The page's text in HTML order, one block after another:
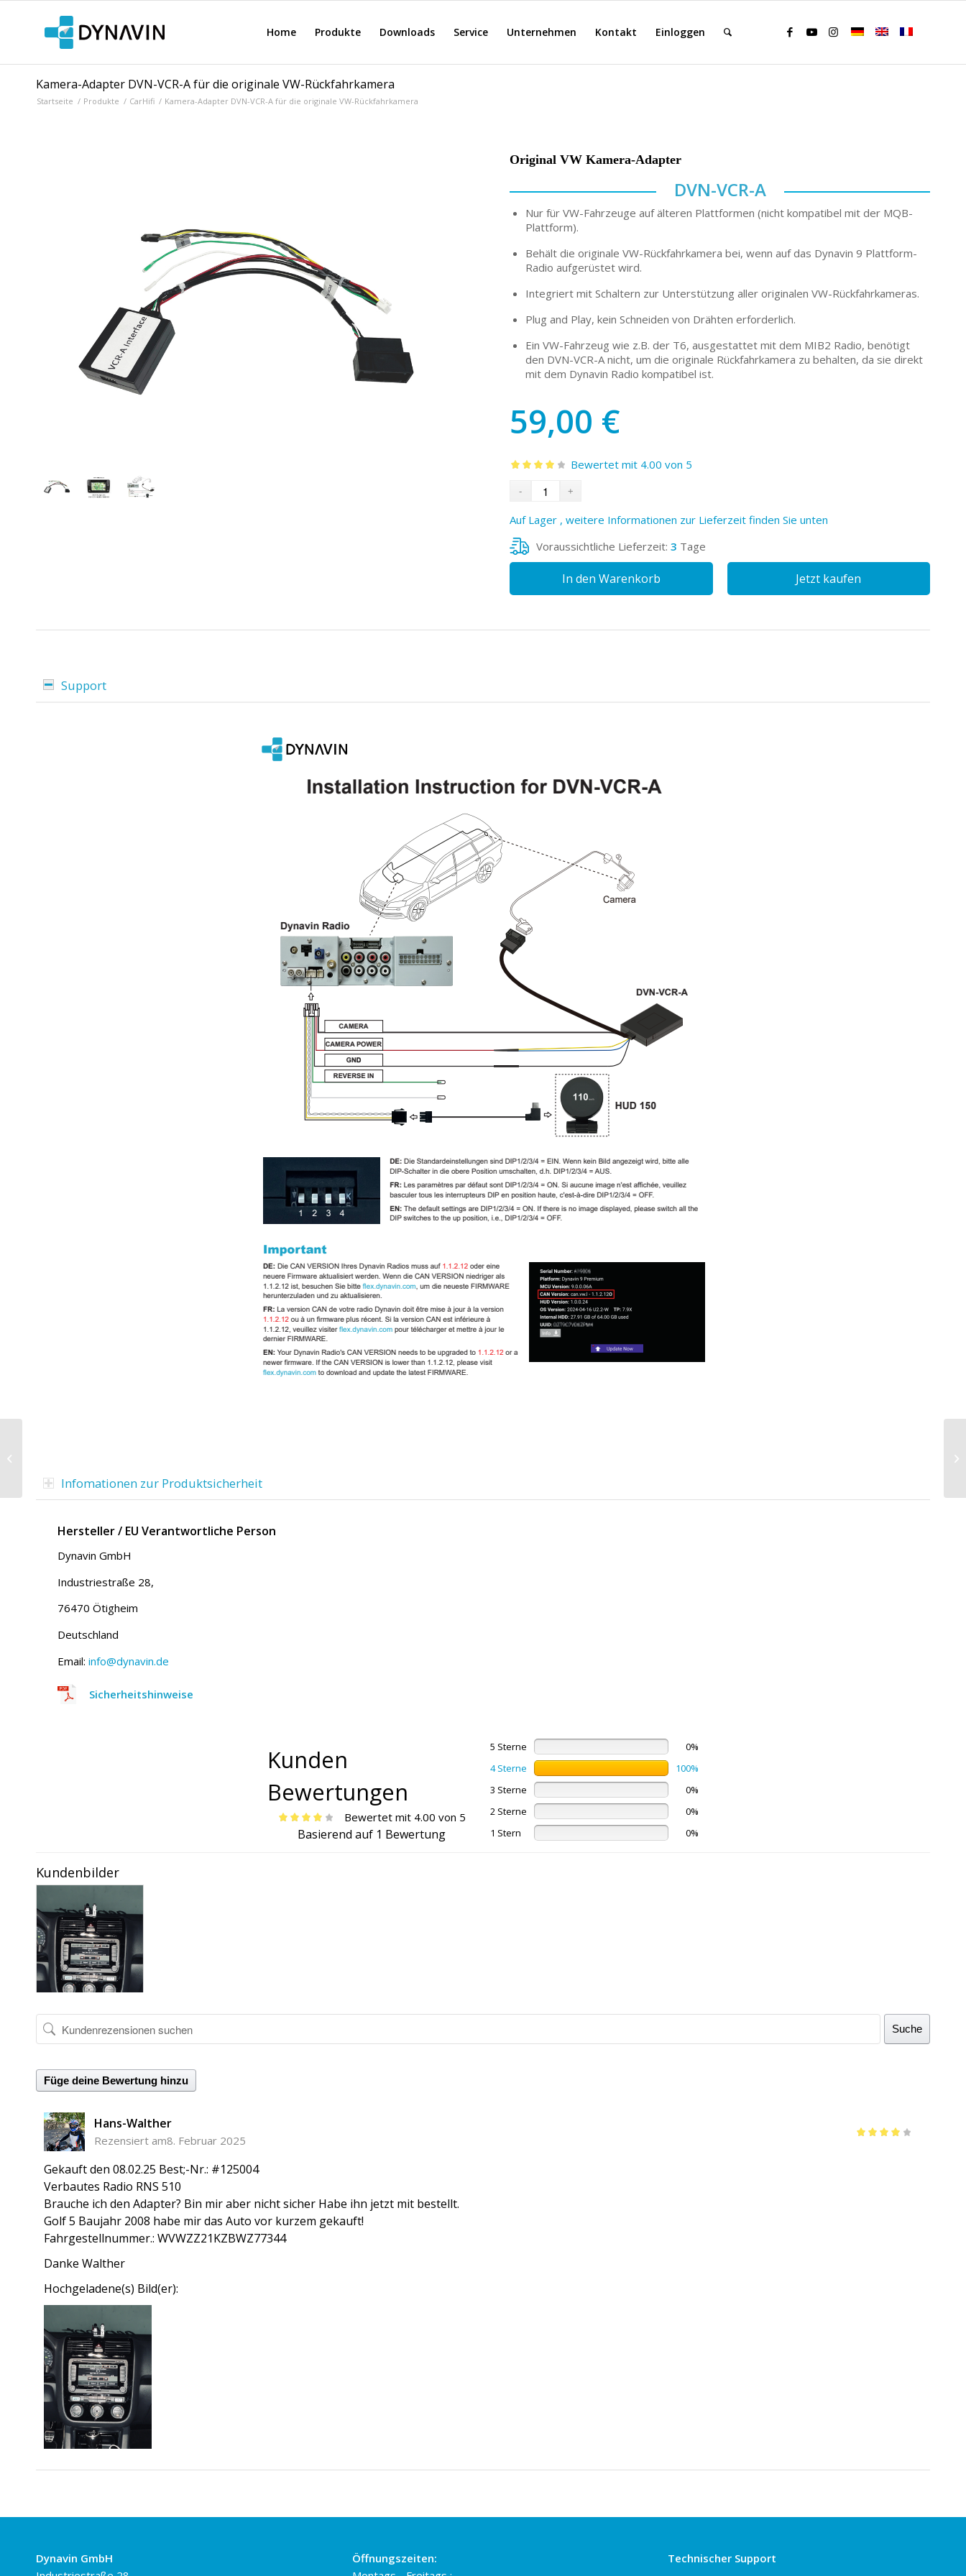
Home Produkte Downloads Service Unternehmen Kontakt Einloggen
Kamera-Adapter DVN-VCR-A für die originale VW-Rückfahrkamera
Startseite / Produkte / CarHifi / Kamera-Adapter DVN-VCR-A für die originale VW-Rückfahrkamera
Original VW Kamera-Adapter
DVN-VCR-A
Nur für VW-Fahrzeuge auf älteren Plattformen (nicht kompatibel mit der MQB-
Plattform).
Behält die originale VW-Rückfahrkamera bei, wenn auf das Dynavin 9 Plattform-
Radio aufgerüstet wird.
Integriert mit Schaltern zur Unterstützung aller originalen VW-Rückfahrkameras.
Plug and Play, kein Schneiden von Drähten erforderlich.
Ein VW-Fahrzeug wie z.B. der T6, ausgestattet mit dem MIB2 Radio, benötigt
den DVN-VCR-A nicht, um die originale Rückfahrkamera zu behalten, da sie direkt
mit dem Dynavin Radio kompatibel ist.
59,00 €
mit
4.00
von 5
Bewertet mit 4.00 von 5
Auf Lager , weitere Informationen zur Lieferzeit finden Sie unten
Voraussichtliche Lieferzeit:3 Tage
In den Warenkorb Jetzt kaufen
Support
Infomationen zur Produktsicherheit
Hersteller / EU Verantwortliche Person
Dynavin GmbH
Industriestraße 28,
76470 Ötigheim
Deutschland
Email: info@dynavin.de
Sicherheitshinweise
Kunden
Bewertungen
Bewertet
4.00
Bewertet mit 4.00 von 5
Basierend auf 1 Bewertung
5 Sterne
0%
4 Sterne
100%
3 Sterne
0%
2 Sterne
0%
1 Stern
0%
Kundenbilder
Suche
Füge deine Bewertung hinzu
Hans-Walther
Rezensiert am8. Februar 2025
Gekauft den 08.02.25 Best;-Nr.: #125004
Verbautes Radio RNS 510
Brauche ich den Adapter? Bin mir aber nicht sicher Habe ihn jetzt mit bestellt.
Golf 5 Baujahr 2008 habe mir das Auto vor kurzem gekauft!
Fahrgestellnummer.: WVWZZ21KZBWZ77344
Danke Walther
Hochgeladene(s) Bild(er):
Dynavin GmbH
Öffnungszeiten:
Technischer Support
für Mercedes Benz...